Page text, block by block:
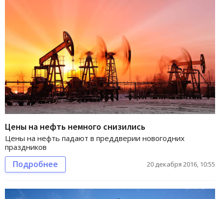
Цены на нефть немного снизились
Цены на нефть падают в преддверии новогодних
праздников
Подробнее 20 декабря 2016, 10:55